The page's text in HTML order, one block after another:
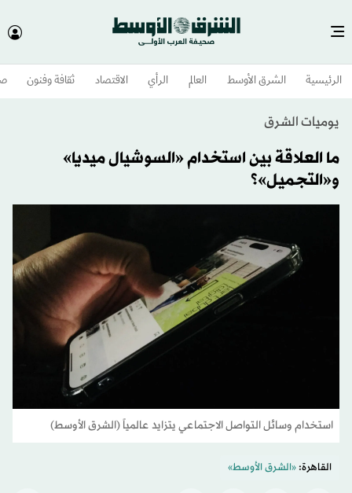
الرئيسية الشرق الأوسط​ العالم الرأي الاقتصاد ثقافة وفنون
يوميات الشرق
ما العلاقة بين استخدام «السوشيال ميديا»
و«التجميل»؟
استخدام وسائل التواصل الاجتماعي يتزايد عالمياً (الشرق الأوسط)
القاهرة:«الشرق الأوسط»